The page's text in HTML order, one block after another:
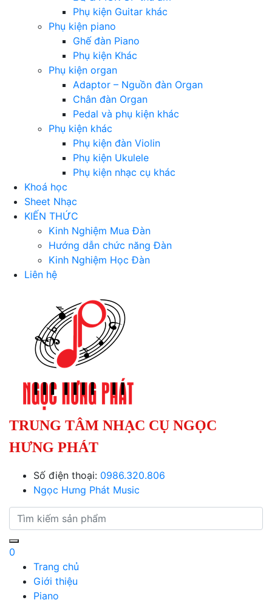
Phụ kiện Guitar khác
Phụ kiện piano
Ghế đàn Piano
Phụ kiện Khác
Phụ kiện organ
Adaptor – Nguồn đàn Organ
Chân đàn Organ
Pedal và phụ kiện khác
Phụ kiện khác
Phụ kiện đàn Violin
Phụ kiện Ukulele
Phụ kiện nhạc cụ khác
Khoá học
Sheet Nhạc
KIẾN THỨC
Kinh Nghiệm Mua Đàn
Hướng dẫn chức năng Đàn
Kinh Nghiệm Học Đàn
Liên hệ
TRUNG TÂM NHẠC CỤ NGỌC
HƯNG PHÁT
Số điện thoại: 0986.320.806
Ngọc Hưng Phát Music
0
Trang chủ
Giới thiệu
Piano